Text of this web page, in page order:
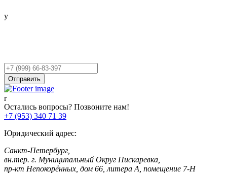
Ваш
телефон
Отправить
Остались вопросы? Позвоните нам!
+7 (953) 340 71 39
Юридический адрес:
Санкт-Петербург,
вн.тер. г. Муниципальный Округ Пискаревка,
пр-кт Непокорённых, дом 66, литера А, помещение 7-Н